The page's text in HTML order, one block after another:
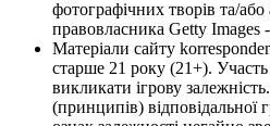
фотографічних творів та/або
правовласника Getty Images
Матеріали сайту
старше 21 року (21+).
викликати ігрову
(принципів)